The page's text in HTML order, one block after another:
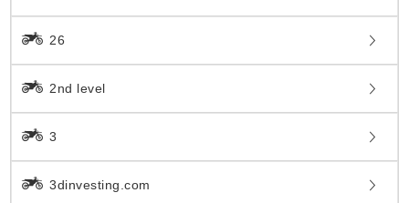
26
2nd level
3
3dinvesting.com